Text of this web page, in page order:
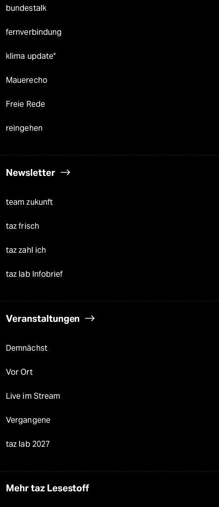
bundestalk
fernverbindung
klima update°
Mauerecho
Freie Rede
reingehen
Newsletter
team zukunft
taz frisch
taz zahl ich
taz lab Infobrief
Veranstaltungen
Demnächst
Vor Ort
Live im Stream
Vergangene
taz lab 2027
Mehr taz Lesestoff